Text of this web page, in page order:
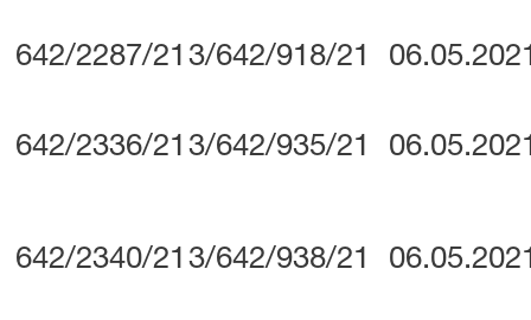
642/2287/21 3/642/918/21
642/2336/21 3/642/935/21
642/2340/21 3/642/938/21